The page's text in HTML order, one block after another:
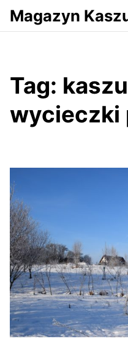
Przejdź do serwisu
Magazyn
Tag:
wycieczki